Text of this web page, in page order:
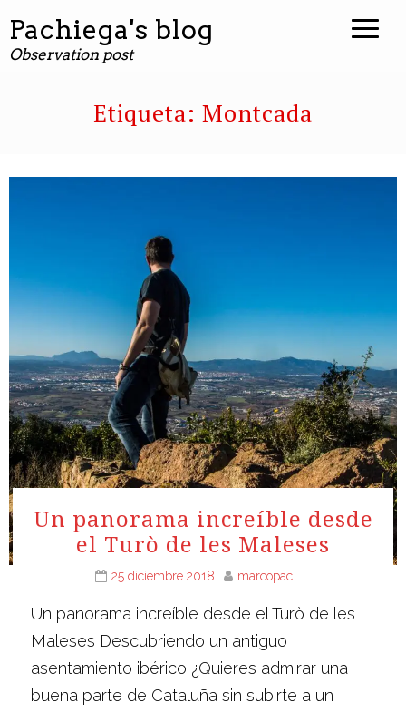
Pachiega's blog
Observation post
Etiqueta: Montcada
Un panorama increíble desde
el Turò de les Maleses
25 diciembre 2018 marcopac
Un panorama increíble desde el Turò de les
Maleses Descubriendo un antiguo
asentamiento ibérico ¿Quieres admirar una
buena parte de Cataluña sin subirte a un